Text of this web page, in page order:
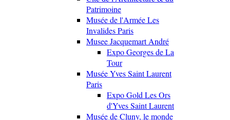
Patrimoine
Musée de l'Armée Les
Invalides Paris
Musee Jacquemart André
Expo Georges de La
Tour
Musée Yves Saint Laurent
Paris
Expo Gold Les Ors
d'Yves Saint Laurent
Musée de Cluny, le monde